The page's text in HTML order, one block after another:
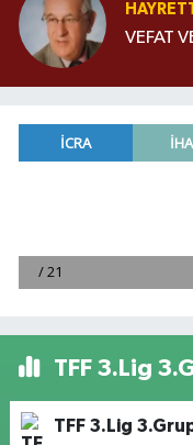
VEFAT
TFF 3.Lig
TFF 3.Lig